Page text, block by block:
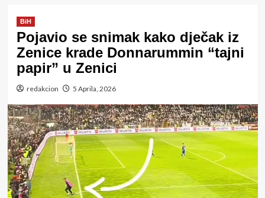
BiH
Pojavio se snimak kako dječak iz
Zenice krade Donnarummin “tajni
papir” u Zenici
redakcion 5 Aprila, 2026